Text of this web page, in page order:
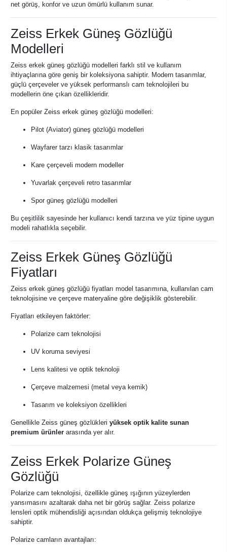
net görüş, konfor ve uzun ömürlü kullanım sunar.
Zeiss Erkek Güneş Gözlüğü
Modelleri
Zeiss erkek güneş gözlüğü modelleri farklı stil ve kullanım
ihtiyaçlarına göre geniş bir koleksiyona sahiptir. Modern tasarımlar,
güçlü çerçeveler ve yüksek performanslı cam teknolojileri bu
modellerin öne çıkan özellikleridir.
En popüler Zeiss erkek güneş gözlüğü modelleri:
Pilot (Aviator) güneş gözlüğü modelleri
Wayfarer tarzı klasik tasarımlar
Kare çerçeveli modern modeller
Yuvarlak çerçeveli retro tasarımlar
Spor güneş gözlüğü modelleri
Bu çeşitlilik sayesinde her kullanıcı kendi tarzına ve yüz tipine uygun
modeli rahatlıkla seçebilir.
Zeiss Erkek Güneş Gözlüğü
Fiyatları
Zeiss erkek güneş gözlüğü fiyatları model tasarımına, kullanılan cam
teknolojisine ve çerçeve materyaline göre değişiklik gösterebilir.
Fiyatları etkileyen faktörler:
Polarize cam teknolojisi
UV koruma seviyesi
Lens kalitesi ve optik teknoloji
Çerçeve malzemesi (metal veya kemik)
Tasarım ve koleksiyon özellikleri
Genellikle Zeiss güneş gözlükleri yüksek optik kalite sunan
premium ürünler arasında yer alır.
Zeiss Erkek Polarize Güneş
Gözlüğü
Polarize cam teknolojisi, özellikle güneş ışığının yüzeylerden
yansımasını azaltarak daha net bir görüş sağlar. Zeiss polarize
lensleri optik mühendisliği açısından oldukça gelişmiş teknolojiye
sahiptir.
Polarize camların avantajları: